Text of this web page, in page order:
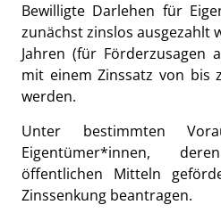
Bewilligte Darlehen für
zunächst zinslos ausgezahlt
Jahren (für Förderzusagen
mit einem Zinssatz von bis
werden.
Unter bestimmten
Eigentümer*innen,
öffentlichen Mitteln
Zinssenkung beantragen.